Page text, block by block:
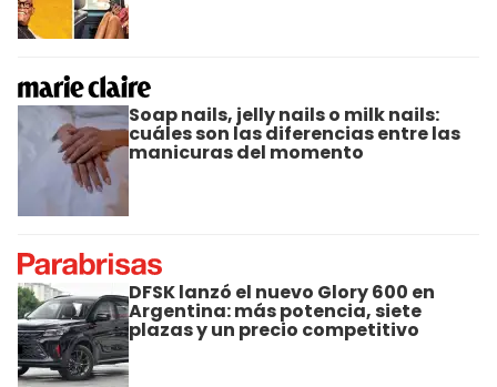
Soap nails, jelly nails o milk nails:
cuáles son las diferencias entre las
manicuras del momento
DFSK lanzó el nuevo Glory 600 en
Argentina: más potencia, siete
plazas y un precio competitivo